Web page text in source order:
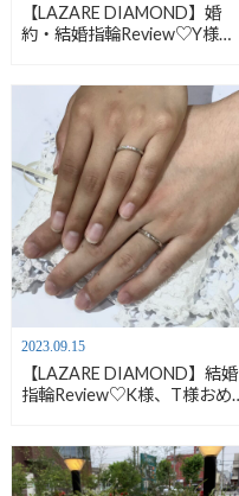
【LAZARE DIAMOND】婚
約・結婚指輪Review♡Y様、
2023.09.15
【LAZARE DIAMOND】結婚
指輪Review♡K様、T様おめ